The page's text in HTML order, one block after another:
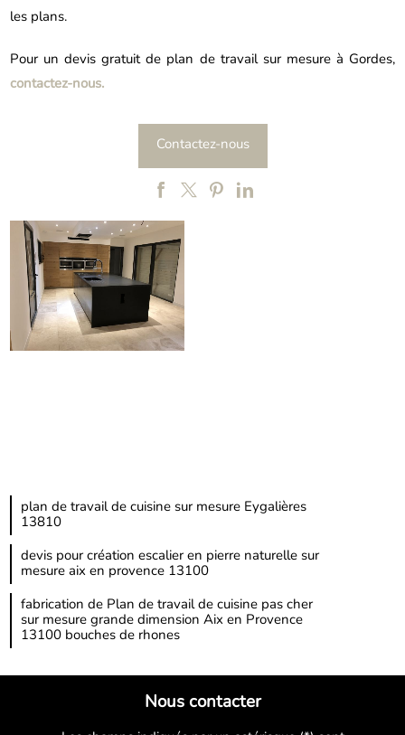
les plans.
Pour un devis gratuit de plan de travail sur mesure à Gordes,
contactez-nous.
Contactez-nous
plan de travail de cuisine sur mesure Eygalières
13810
devis pour création escalier en pierre naturelle sur
mesure aix en provence 13100
fabrication de Plan de travail de cuisine pas cher
sur mesure grande dimension Aix en Provence
13100 bouches de rhones
Nous contacter